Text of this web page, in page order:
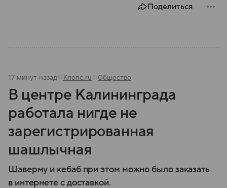
Поделиться
17 минут назад Клопс.ru Общество
В центре Калининграда
работала нигде не
зарегистрированная
шашлычная
Шаверму и кебаб при этом можно было заказать
в интернете с доставкой.